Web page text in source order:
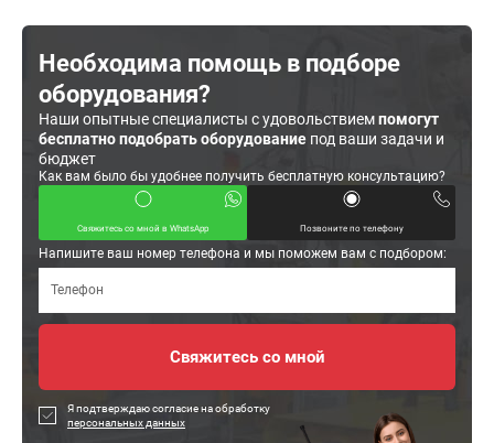
Необходима помощь в подборе
оборудования?
Наши опытные специалисты с удовольствиемпомогут
бесплатно подобрать оборудование под ваши задачи и
бюджет
Как вам было бы удобнее получить бесплатную консультацию?
Свяжитесь со мной в WhatsApp Позвоните по телефону
Напишите ваш номер телефона и мы поможем вам с подбором:
Я подтверждаю согласие на обработку
персональных данных